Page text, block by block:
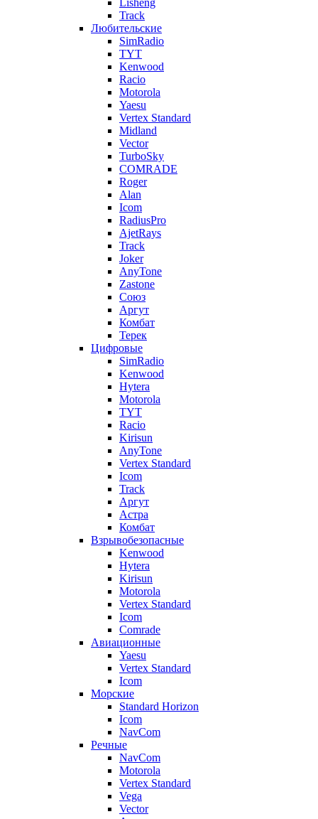
Track
Любительские
SimRadio
TYT
Kenwood
Racio
Motorola
Yaesu
Vertex Standard
Midland
Vector
TurboSky
COMRADE
Roger
Alan
Icom
RadiusPro
AjetRays
Track
Joker
AnyTone
Zastone
Союз
Аргут
Комбат
Терек
Цифровые
SimRadio
Kenwood
Hytera
Motorola
TYT
Racio
Kirisun
AnyTone
Vertex Standard
Icom
Track
Аргут
Астра
Комбат
Взрывобезопасные
Kenwood
Hytera
Kirisun
Motorola
Vertex Standard
Icom
Comrade
Авиационные
Yaesu
Vertex Standard
Icom
Морские
Standard Horizon
Icom
NavCom
Речные
NavCom
Motorola
Vertex Standard
Vega
Vector